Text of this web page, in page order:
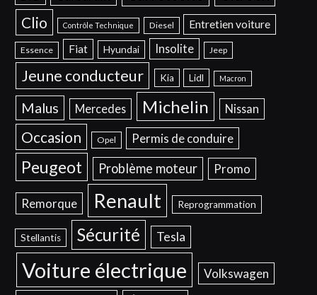
Clio Contrôle Technique Diesel Entretien voiture
Essence Fiat Hyundai Insolite Jeep
Jeune conducteur Kia Lidl Macron
Malus Mercedes Michelin Nissan
Occasion Opel Permis de conduire
Peugeot Problème moteur Promo
Remorque Renault Reprogrammation
Stellantis Sécurité Tesla
Voiture électrique Volkswagen